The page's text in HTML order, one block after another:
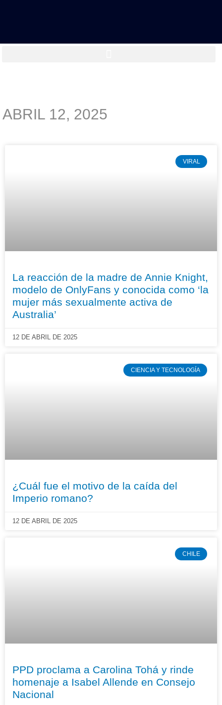
ABRIL 12, 2025
VIRAL
La reacción de la madre de Annie Knight,
modelo de OnlyFans y conocida como ‘la
mujer más sexualmente activa de
Australia’
12 DE ABRIL DE 2025
CIENCIA Y TECNOLOGÍA
¿Cuál fue el motivo de la caída del
Imperio romano?
12 DE ABRIL DE 2025
CHILE
PPD proclama a Carolina Tohá y rinde
homenaje a Isabel Allende en Consejo
Nacional